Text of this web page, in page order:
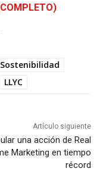
LLYC
Artículo siguiente
una acción de Real
Marketing en tiempo
récord